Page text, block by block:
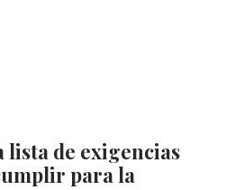
de exigencias
para la